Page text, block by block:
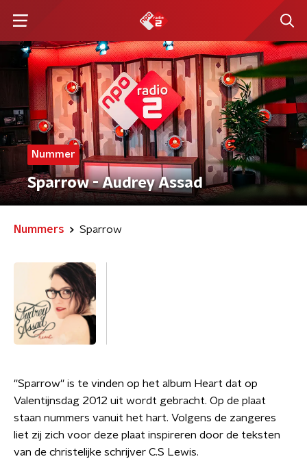
Nummer
Sparrow - Audrey Assad
Nummers Sparrow
''Sparrow'' is te vinden op het album Heart dat op
Valentijnsdag 2012 uit wordt gebracht. Op de plaat
staan nummers vanuit het hart. Volgens de zangeres
liet zij zich voor deze plaat inspireren door de teksten
van de christelijke schrijver C.S Lewis.